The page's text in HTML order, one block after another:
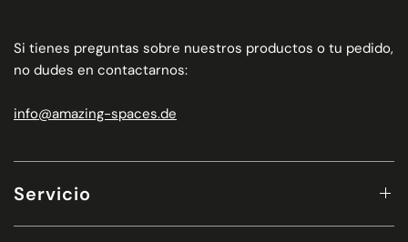
Si tienes preguntas sobre nuestros productos o tu pedido,
no dudes en contactarnos:
info@amazing-spaces.de
Servicio